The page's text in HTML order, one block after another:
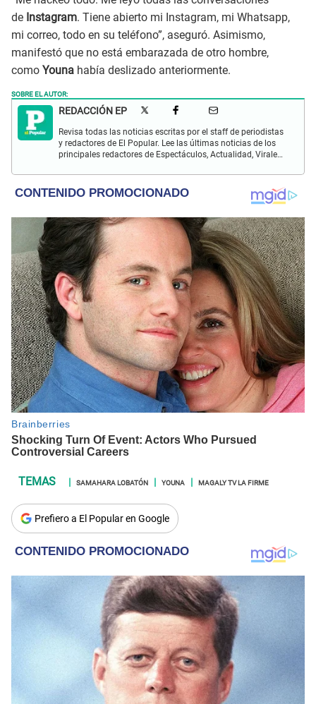
de Instagram. Tiene abierto mi Instagram, mi Whatsapp,
mi correo, todo en su teléfono”, aseguró. Asimismo,
manifestó que no está embarazada de otro hombre,
como Youna había deslizado anteriormente.
SOBRE EL AUTOR:
REDACCIÓN EP
Revisa todas las noticias escritas por el staff de periodistas
y redactores de El Popular. Lee las últimas noticias de los
principales redactores de Espectáculos, Actualidad, Virales,
SAMAHARA LOBATÓN YOUNA MAGALY TV LA FIRME
Prefiero a El Popular en Google